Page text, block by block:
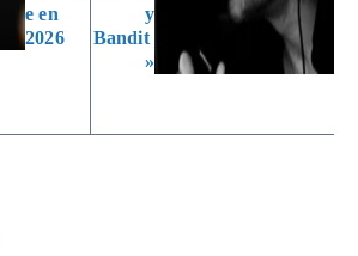
e en
2026
y
Bandit
»